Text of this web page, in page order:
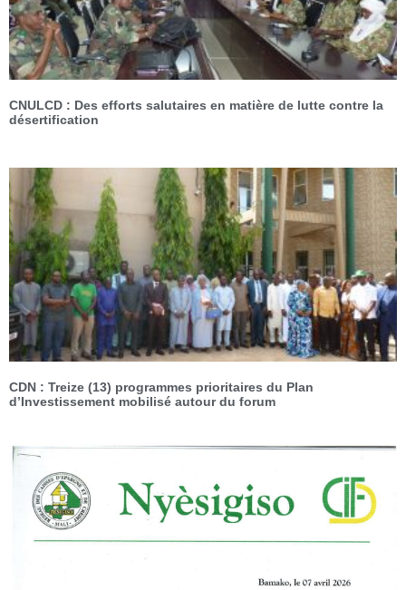
CNULCD : Des efforts salutaires en matière de lutte contre la
désertification
CDN : Treize (13) programmes prioritaires du Plan
d’Investissement mobilisé autour du forum